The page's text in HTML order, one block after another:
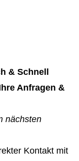
& Schnell
Anfragen &
nächsten
Kontakt mit